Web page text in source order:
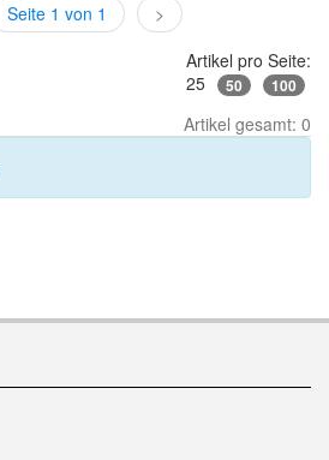
Seite 1 von 1
>
Artikel pro Seite:
25
50 100
Artikel gesamt: 0